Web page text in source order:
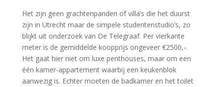
Het zijn geen grachtenpanden of villa’s die het duurst
zijn in Utrecht maar de simpele studentenstudio’s, zo
blijkt uit onderzoek van De Telegraaf. Per vierkante
meter is de gemiddelde koopprijs ongeveer €2500,-.
Het gaat hier niet om luxe penthouses, maar om een
één kamer-appartement waarbij een keukenblok
aanwezig is. Echter moeten de badkamer en het toilet